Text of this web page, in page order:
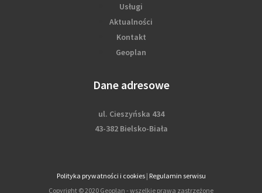
Usługi
Aktualności
Kontakt
Geoplan
Dane adresowe
ul. Cieszyńska 434
43-382 Bielsko-Biała
Polityka prywatności i cookies| Regulamin serwisu
Copyright © 2020 Geoplan - wszelkie prawa zastrzeżone